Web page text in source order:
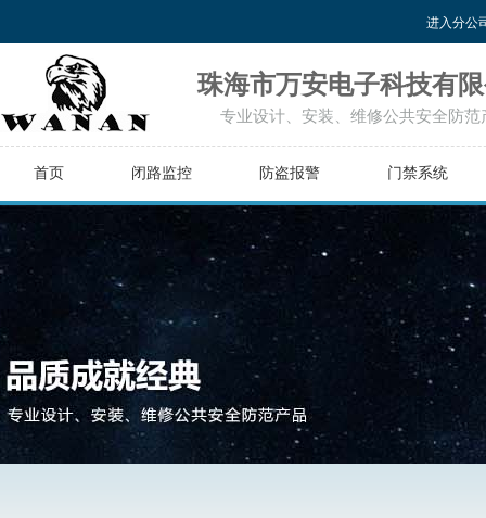
进入分公
珠海市万安电子科技有
专业设计、安装、维修公共安全防范
首页 闭路监控 防盗报警 门禁系统